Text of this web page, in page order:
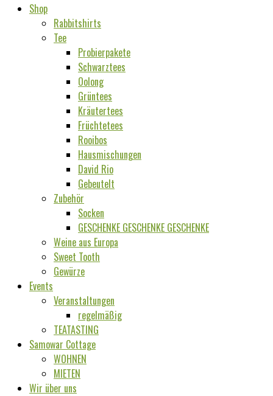
Shop
Rabbitshirts
Tee
Probierpakete
Schwarztees
Oolong
Grüntees
Kräutertees
Früchtetees
Rooibos
Hausmischungen
David Rio
Gebeutelt
Zubehör
Socken
GESCHENKE GESCHENKE GESCHENKE
Weine aus Europa
Sweet Tooth
Gewürze
Events
Veranstaltungen
regelmäßig
TEATASTING
Samowar Cottage
WOHNEN
MIETEN
Wir über uns